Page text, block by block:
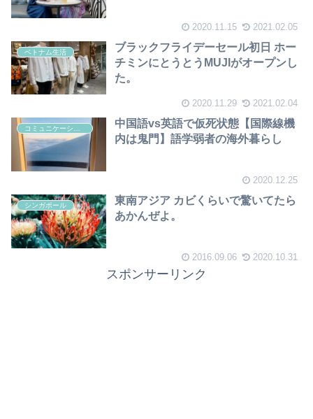
2020.11.15 2021.02.05
ベトナム生活
ブラックフライデーセール初日 ホー
チミンにとうとうMUJIがオープンし
た。
2020.11.29 2021.02.04
コミュニケーション（英語・中国語）
中国語vs英語で仮死状態【国際線機
内は鬼門】語学弱者の海外暮らし
2020.12.25
シンガポール
東南アジア カビくらいで驚いてたら
あかんぜよ。
2016.09.06 2020.10.31
スポンサーリンク